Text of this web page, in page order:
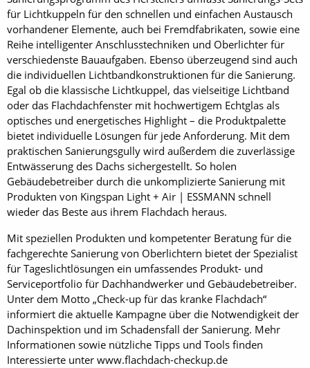
für Lichtkuppeln für den schnellen und einfachen Austausch
vorhandener Elemente, auch bei Fremdfabrikaten, sowie eine
Reihe intelligenter Anschlusstechniken und Oberlichter für
verschiedenste Bauaufgaben. Ebenso überzeugend sind auch
die individuellen Lichtbandkonstruktionen für die Sanierung.
Egal ob die klassische Lichtkuppel, das vielseitige Lichtband
oder das Flachdachfenster mit hochwertigem Echtglas als
optisches und energetisches Highlight – die Produktpalette
bietet individuelle Lösungen für jede Anforderung. Mit dem
praktischen Sanierungsgully wird außerdem die zuverlässige
Entwässerung des Dachs sichergestellt. So holen
Gebäudebetreiber durch die unkomplizierte Sanierung mit
Produkten von Kingspan Light + Air | ESSMANN schnell
wieder das Beste aus ihrem Flachdach heraus.
Mit speziellen Produkten und kompetenter Beratung für die
fachgerechte Sanierung von Oberlichtern bietet der Spezialist
für Tageslichtlösungen ein umfassendes Produkt- und
Serviceportfolio für Dachhandwerker und Gebäudebetreiber.
Unter dem Motto „Check-up für das kranke Flachdach“
informiert die aktuelle Kampagne über die Notwendigkeit der
Dachinspektion und im Schadensfall der Sanierung. Mehr
Informationen sowie nützliche Tipps und Tools finden
Interessierte unter www.flachdach-checkup.de